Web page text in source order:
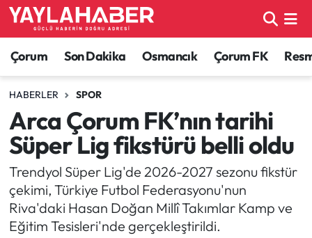
Çorum Son Dakika Osmancık Çorum FK
HABERLER SPOR
Arca Çorum FK’nın tarihi
Süper Lig fikstürü belli oldu
Trendyol Süper Lig'de 2026-2027 sezonu fikstür
çekimi, Türkiye Futbol Federasyonu'nun
Riva'daki Hasan Doğan Millî Takımlar Kamp ve
Eğitim Tesisleri'nde gerçekleştirildi.
Alaca Haberleri
Bayat Haberleri
Bilgi - Keşfet Haberleri
Bilim ve Teknoloji
Boğazkale Haberleri
Çorum Haberleri
Çorum Nöbetçi Eczaneler
Çorum Hava Durumu
Çorum Namaz Vakitleri
Çorum Trafik Yoğunluk Haritası
TFF 1.Lig Puan Durumu ve Fikstür
Tüm Manşetler